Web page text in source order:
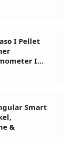
I Pellet
I…
Smart
&